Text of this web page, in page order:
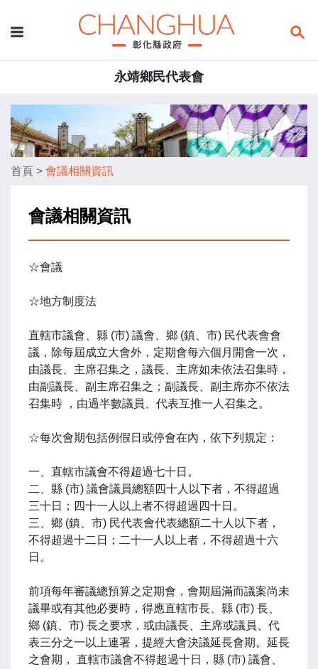
永靖鄉民代表會
首頁 > 會議相關資訊
會議相關資訊
☆會議
☆地方制度法
直轄市議會、縣 (市) 議會、鄉 (鎮、市) 民代表會會
議，除每屆成立大會外，定期會每六個月開會一次，
由議長、主席召集之，議長、主席如未依法召集時，
由副議長、副主席召集之；副議長、副主席亦不依法
召集時 ，由過半數議員、代表互推一人召集之。
☆每次會期包括例假日或停會在內，依下列規定：
一、直轄市議會不得超過七十日。
二、縣 (市) 議會議員總額四十人以下者，不得超過
三十日；四十一人以上者不得超過四十日。
三、鄉 (鎮、市) 民代表會代表總額二十人以下者，
不得超過十二日；二十一人以上者，不得超過十六
日。
前項每年審議總預算之定期會，會期屆滿而議案尚未
議畢或有其他必要時，得應直轄市長、縣 (市) 長、
鄉 (鎮、市) 長之要求，或由議長、主席或議員、代
表三分之一以上連署，提經大會決議延長會期。延長
之會期， 直轄市議會不得超過十日，縣 (市) 議會、